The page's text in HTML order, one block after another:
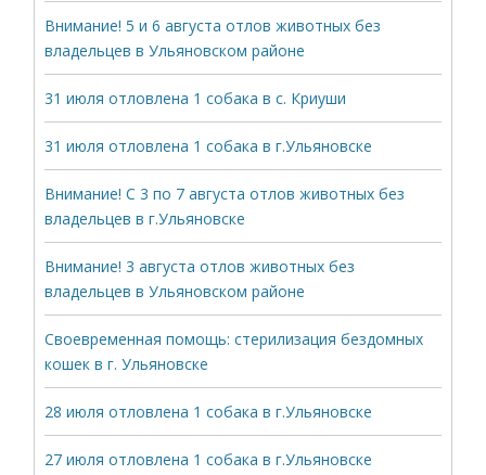
Внимание! 5 и 6 августа отлов животных без
владельцев в Ульяновском районе
31 июля отловлена 1 собака в с. Криуши
31 июля отловлена 1 собака в г.Ульяновске
Внимание! С 3 по 7 августа отлов животных без
владельцев в г.Ульяновске
Внимание! 3 августа отлов животных без
владельцев в Ульяновском районе
Своевременная помощь: стерилизация бездомных
кошек в г. Ульяновске
28 июля отловлена 1 собака в г.Ульяновске
27 июля отловлена 1 собака в г.Ульяновске